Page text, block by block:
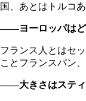
国、あとはトルコ
――ヨーロッパはど
フランス人とはセ
ことフランスパン
――大きさはスティ